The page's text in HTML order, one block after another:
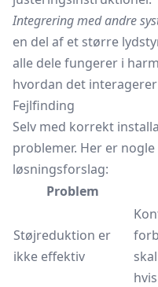
Integrering med andre
en del af et større
alle dele fungerer i
hvordan det
Fejlfinding
Selv med korrekt
problemer. Her er
løsningsforslag:
Problem
Støjreduktion er
ikke effektiv